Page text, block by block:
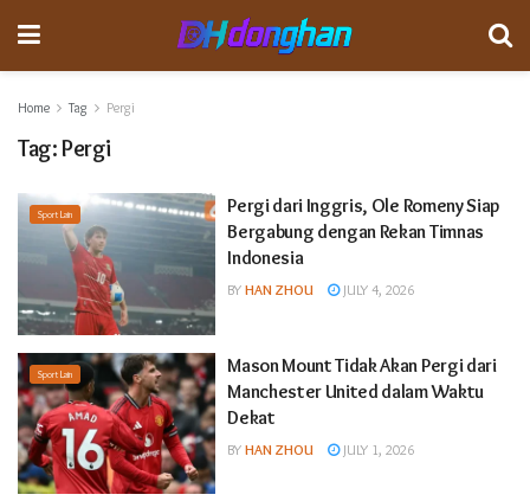
Home Tag Pergi
Tag:Pergi
Sport Lain
Pergi dari Inggris, Ole Romeny Siap
Bergabung dengan Rekan Timnas
Indonesia
BY HAN ZHOU JULY 4, 2026
Sport Lain
Mason Mount Tidak Akan Pergi dari
Manchester United dalam Waktu
Dekat
BY HAN ZHOU JULY 1, 2026